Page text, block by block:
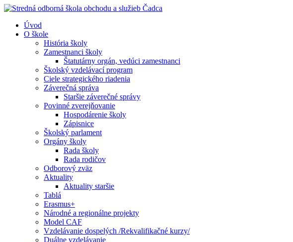
Úvod
O škole
História školy
Zamestnanci školy
Štatutárny orgán, vedúci zamestnanci
Školský vzdelávací program
Ciele strategického riadenia
Záverečná správa
Staršie záverečné správy
Povinné zverejňovanie
Hospodárenie školy
Zápisnice
Školský parlament
Orgány školy
Rada školy
Rada rodičov
Odborový zväz
Aktuality
Aktuality staršie
Tablá
Erasmus+
Národné a regionálne projekty
Model CAF
Vzdelávanie dospelých /Rekvalifikačné kurzy/
Duálne vzdelávanie